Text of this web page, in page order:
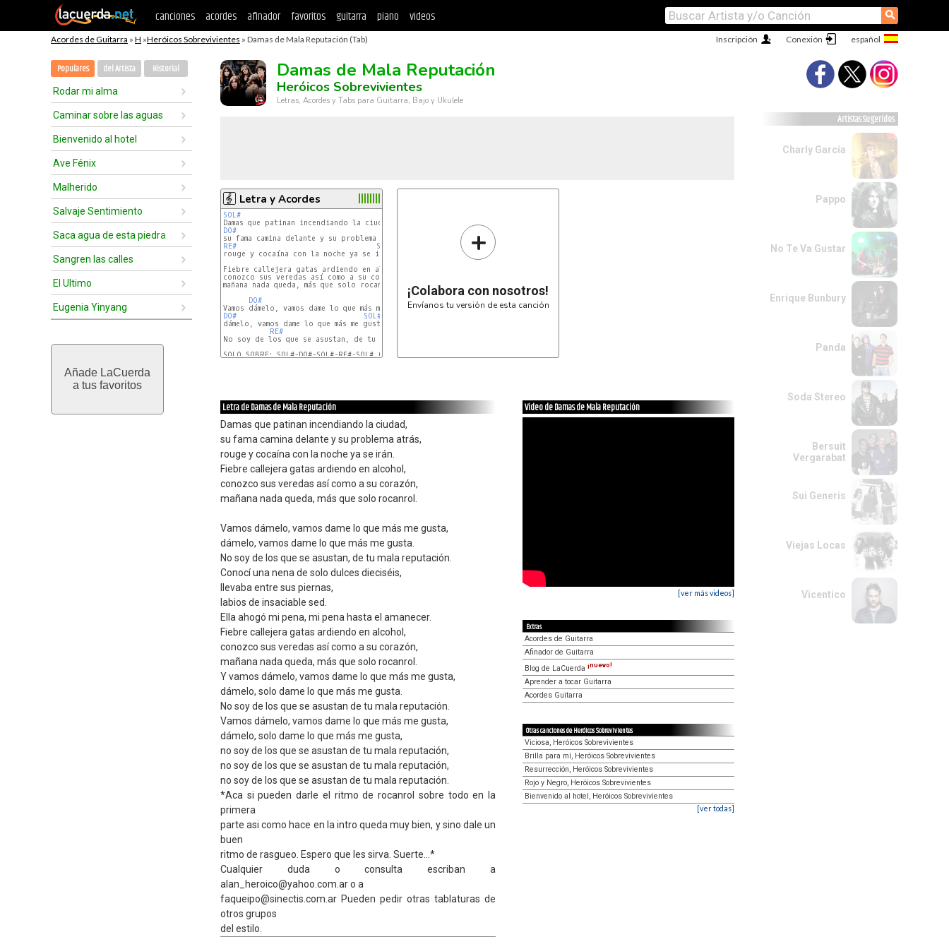
canciones acordes afinador favoritos guitarra piano videos ⚲
Acordes de Guitarra » H »Heróicos Sobrevivientes » Damas de Mala Reputación (Tab) Conexión
Inscripción
Populares del Artista Historial
Rodar mi alma
Caminar sobre las aguas
Bienvenido al hotel
Ave Fénix
Malherido
Salvaje Sentimiento
Saca agua de esta piedra
Sangren las calles
El Ultimo
Eugenia Yinyang
Añade LaCuerda
a tus favoritos
Damas de Mala Reputación
Heróicos Sobrevivientes
Letras, Acordes y Tabs para Guitarra, Bajo y Ukulele
Letra y Acordes
SOL#
DO#
RE#
SOL#
rouge y cocaína con la noche ya se irán.
Fiebre callejera gatas ardiendo en alcohol,
conozco sus veredas así como a su corazón,
mañana nada queda, más que solo rocanrol.
DO#
DO#
SOL#
dámelo, vamos dame lo que más me gusta.
RE#
No soy de los que se asustan, de tu mala reputación.
SOLO SOBRE: SOL#-DO#-SOL#-RE#-SOL# (X2)
+
¡Colabora con nosotros!
Envíanos tu versión de esta canción
Letra de Damas de Mala Reputación
Damas que patinan incendiando la ciudad,
su fama camina delante y su problema atrás,
rouge y cocaína con la noche ya se irán.
Fiebre callejera gatas ardiendo en alcohol,
conozco sus veredas así como a su corazón,
mañana nada queda, más que solo rocanrol.
Vamos dámelo, vamos dame lo que más me gusta,
dámelo, vamos dame lo que más me gusta.
No soy de los que se asustan, de tu mala reputación.
Conocí una nena de solo dulces dieciséis,
llevaba entre sus piernas,
labios de insaciable sed.
Ella ahogó mi pena, mi pena hasta el amanecer.
Fiebre callejera gatas ardiendo en alcohol,
conozco sus veredas así como a su corazón,
mañana nada queda, más que solo rocanrol.
Y vamos dámelo, vamos dame lo que más me gusta,
dámelo, solo dame lo que más me gusta.
No soy de los que se asustan de tu mala reputación.
Vamos dámelo, vamos dame lo que más me gusta,
dámelo, solo dame lo que más me gusta,
no soy de los que se asustan de tu mala reputación,
no soy de los que se asustan de tu mala reputación,
no soy de los que se asustan de tu mala reputación.
*Aca si pueden darle el ritmo de rocanrol sobre todo en la
primera
parte asi como hace en la intro queda muy bien, y sino dale un
buen
ritmo de rasgueo. Espero que les sirva. Suerte...*
Cualquier duda o consulta escriban a
alan_heroico@yahoo.com.ar o a
faqueipo@sinectis.com.ar Pueden pedir otras tablaturas de
otros grupos
del estilo.
Video de Damas de Mala Reputación
[ver más videos]
Extras
Acordes de Guitarra
Afinador de Guitarra
Blog de LaCuerda ¡nuevo!
Aprender a tocar Guitarra
Acordes Guitarra
Otras canciones de Heróicos Sobrevivientes
Viciosa, Heróicos Sobrevivientes
Brilla para mí, Heróicos Sobrevivientes
Resurrección, Heróicos Sobrevivientes
Rojo y Negro, Heróicos Sobrevivientes
Bienvenido al hotel, Heróicos Sobrevivientes
[ver todas]
Artistas Sugeridos
Charly García
Pappo
No Te Va Gustar
Enrique Bunbury
Panda
Soda Stereo
Bersuit
Vergarabat
Sui Generis
Viejas Locas
Vicentico